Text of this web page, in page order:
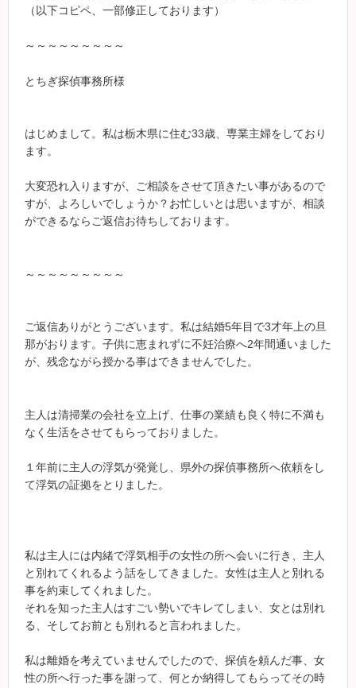
（以下コピペ、一部修正しております）
～～～～～～～～～
とちぎ探偵事務所様
はじめまして。私は栃木県に住む33歳、専業主婦をしており
ます。
大変恐れ入りますが、ご相談をさせて頂きたい事があるので
すが、よろしいでしょうか？お忙しいとは思いますが、相談
ができるならご返信お待ちしております。
～～～～～～～～～
ご返信ありがとうございます。私は結婚5年目で3才年上の旦
那がおります。子供に恵まれずに不妊治療へ2年間通いました
が、残念ながら授かる事はできませんでした。
主人は清掃業の会社を立上げ、仕事の業績も良く特に不満も
なく生活をさせてもらっておりました。
１年前に主人の浮気が発覚し、県外の探偵事務所へ依頼をし
て浮気の証拠をとりました。
私は主人には内緒で浮気相手の女性の所へ会いに行き、主人
と別れてくれるよう話をしてきました。女性は主人と別れる
事を約束してくれました。
それを知った主人はすごい勢いでキレてしまい、女とは別れ
る、そしてお前とも別れると言われました。
私は離婚を考えていませんでしたので、探偵を頼んだ事、女
性の所へ行った事を謝って、何とか納得してもらってその時